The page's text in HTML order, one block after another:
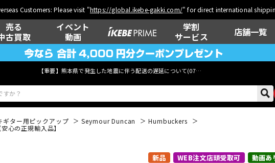
Customers: Please visit "https://global.ikebe-gakki.com/" for direct international
売る
古買取
イベント
動画
学割
サービス
店舗一覧
【重要】熊本県で発生した地震に伴う配送の遅延について(07月29日
ギター用ピックアップ Seymour Duncan
Humbuckers
の正規輸入品】
新品 WEB注文店頭受取可 動画あ